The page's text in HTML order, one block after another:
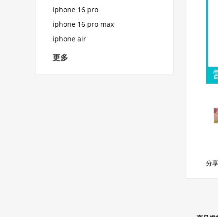
分
iphone 16 pro
iphone 16 pro max
iphone air
更多